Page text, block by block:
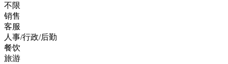
不限
销售
客服
人事/行政/后勤
餐饮
旅游